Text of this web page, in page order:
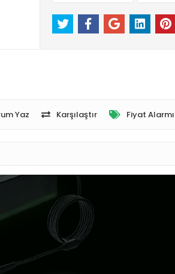
Yaz Karşılaştır Fiyat Alarmı